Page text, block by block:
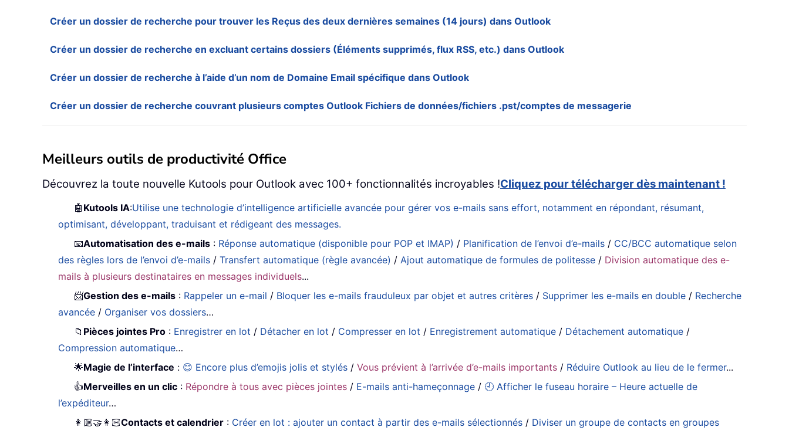
Créer un dossier de recherche pour trouver les Reçus des deux dernières semaines (14 jours) dans Outlook
Créer un dossier de recherche en excluant certains dossiers (Éléments supprimés, flux RSS, etc.) dans Outlook
Créer un dossier de recherche à l’aide d’un nom de Domaine Email spécifique dans Outlook
Créer un dossier de recherche couvrant plusieurs comptes Outlook Fichiers de données/fichiers .pst/comptes de messagerie
Meilleurs outils de productivité Office
Découvrez la toute nouvelle Kutools pour Outlook avec 100+ fonctionnalités incroyables !Cliquez pour télécharger dès maintenant !
🤖 Kutools IA:Utilise une technologie d’intelligence artificielle avancée pour gérer vos e-mails sans effort, notamment en répondant, résumant,
optimisant, développant, traduisant et rédigeant des messages.
📧Automatisation des e-mails : Réponse automatique (disponible pour POP et IMAP) / Planification de l’envoi d’e-mails / CC/BCC automatique selon
des règles lors de l’envoi d’e-mails /Transfert automatique (règle avancée) /Ajout automatique de formules de politesse / Division automatique des e-
mails à plusieurs destinataires en messages individuels...
📨Gestion des e-mails : Rappeler un e-mail / Bloquer les e-mails frauduleux par objet et autres critères / Supprimer les e-mails en double / Recherche
avancée / Organiser vos dossiers…
📁 Pièces jointes Pro : Enregistrer en lot / Détacher en lot / Compresser en lot / Enregistrement automatique / Détachement automatique /
Compression automatique…
🌟Magie de l’interface : 😊 Encore plus d’emojis jolis et stylés /Vous prévient à l’arrivée d’e-mails importants / Réduire Outlook au lieu de le fermer...
👍Merveilles en un clic : Répondre à tous avec pièces jointes / E-mails anti-hameçonnage / 🕘 Afficher le fuseau horaire – Heure actuelle de
l’expéditeur…
👩🏼‍🤝‍👩🏻Contacts et calendrier : Créer en lot : ajouter un contact à partir des e-mails sélectionnés / Diviser un groupe de contacts en groupes